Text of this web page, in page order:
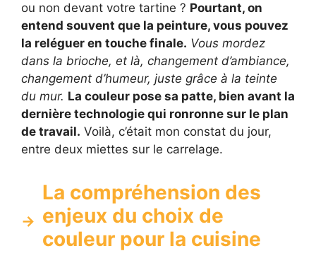
ou non devant votre tartine ? Pourtant, on
entend souvent que la peinture, vous pouvez
la reléguer en touche finale. Vous mordez
dans la brioche, et là, changement d’ambiance,
changement d’humeur, juste grâce à la teinte
du mur. La couleur pose sa patte, bien avant la
dernière technologie qui ronronne sur le plan
de travail. Voilà, c’était mon constat du jour,
entre deux miettes sur le carrelage.
La compréhension des
enjeux du choix de
couleur pour la cuisine